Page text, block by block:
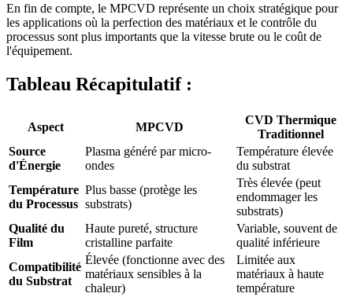
En fin de compte, le MPCVD représente un choix stratégique pour
les applications où la perfection des matériaux et le contrôle du
processus sont plus importants que la vitesse brute ou le coût de
l'équipement.
Tableau Récapitulatif :
Aspect MPCVD
CVD Thermique
Traditionnel
Source
d'Énergie
Plasma généré par micro-
ondes
Température élevée
du substrat
Température
du Processus
Plus basse (protège les
substrats)
Très élevée (peut
endommager les
substrats)
Qualité du
Film
Haute pureté, structure
cristalline parfaite
Variable, souvent de
qualité inférieure
Compatibilité
du Substrat
Élevée (fonctionne avec des
matériaux sensibles à la
chaleur)
Limitée aux
matériaux à haute
température